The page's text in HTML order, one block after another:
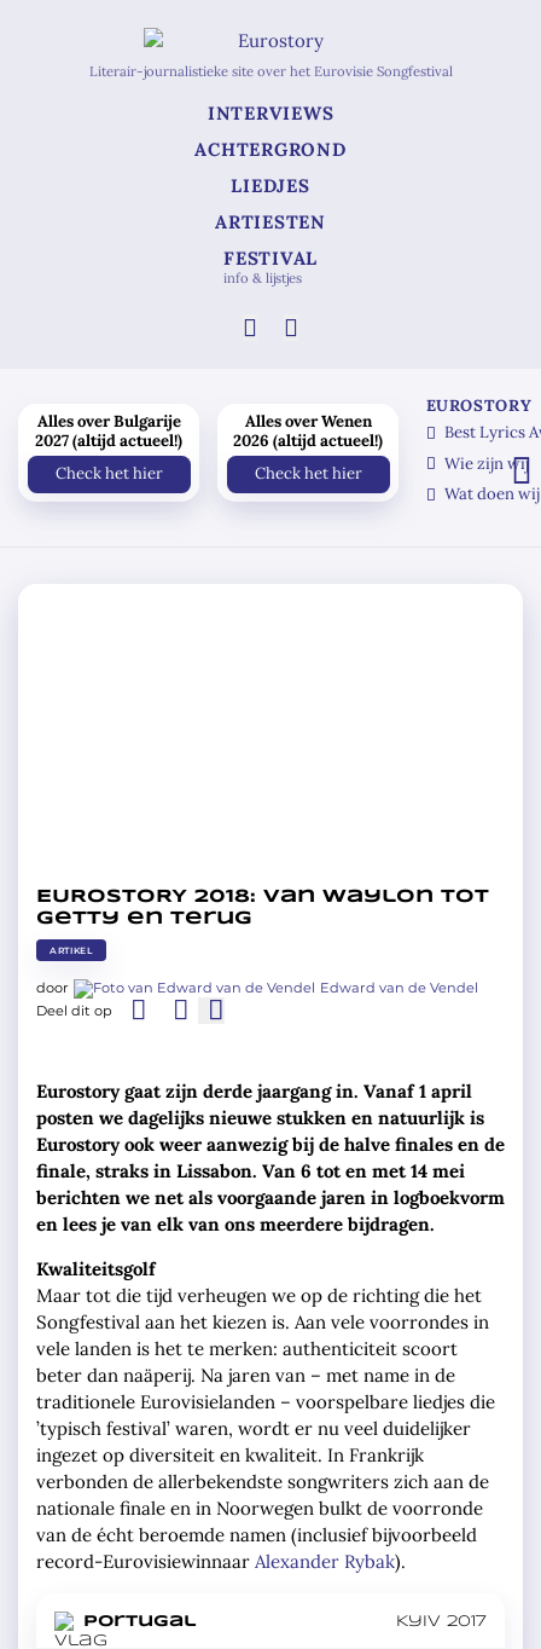
Literair-journalistieke site over het Eurovisie Songfestival
INTERVIEWS
ACHTERGROND
LIEDJES
ARTIESTEN
FESTIVAL
info & lijstjes
EUROSTORY 2018: Van Waylon tot
Getty en terug
ARTIKEL
door
Edward van de Vendel
Deel dit op
Eurostory gaat zijn derde jaargang in. Vanaf 1 april
posten we dagelijks nieuwe stukken en natuurlijk is
Eurostory ook weer aanwezig bij de halve finales en de
finale, straks in Lissabon. Van 6 tot en met 14 mei
berichten we net als voorgaande jaren in logboekvorm
en lees je van elk van ons meerdere bijdragen.
Kwaliteitsgolf
Maar tot die tijd verheugen we op de richting die het
Songfestival aan het kiezen is. Aan vele voorrondes in
vele landen is het te merken: authenticiteit scoort
beter dan naäperij. Na jaren van – met name in de
traditionele Eurovisielanden – voorspelbare liedjes die
’typisch festival’ waren, wordt er nu veel duidelijker
ingezet op diversiteit en kwaliteit. In Frankrijk
verbonden de allerbekendste songwriters zich aan de
nationale finale en in Noorwegen bulkt de voorronde
van de écht beroemde namen (inclusief bijvoorbeeld
record-Eurovisiewinnaar Alexander Rybak).
Portugal
in Kyiv 2017
Alles over Bulgarije
2027 (altijd actueel!)
Check het hier
Alles over Wenen
2026 (altijd actueel!)
Check het hier
EUROSTORY
Best Lyrics
Wie zijn wij
Wat doen wij